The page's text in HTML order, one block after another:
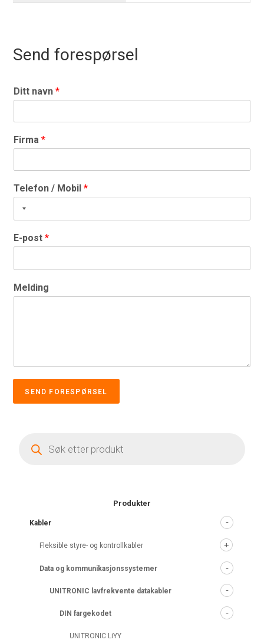
Send forespørsel
Ditt navn*
Firma*
Telefon / Mobil*
E-post*
Melding
SEND FORESPØRSEL
search
Produkter
Kabler
Fleksible styre- og kontrollkabler
Data og kommunikasjonssystemer
UNITRONIC lavfrekvente datakabler
DIN fargekodet
UNITRONIC LiYY